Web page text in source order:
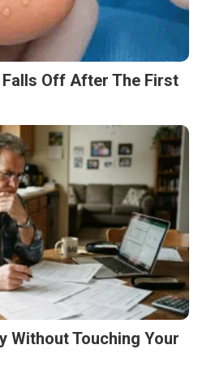
Falls Off After The First
Without Touching Your